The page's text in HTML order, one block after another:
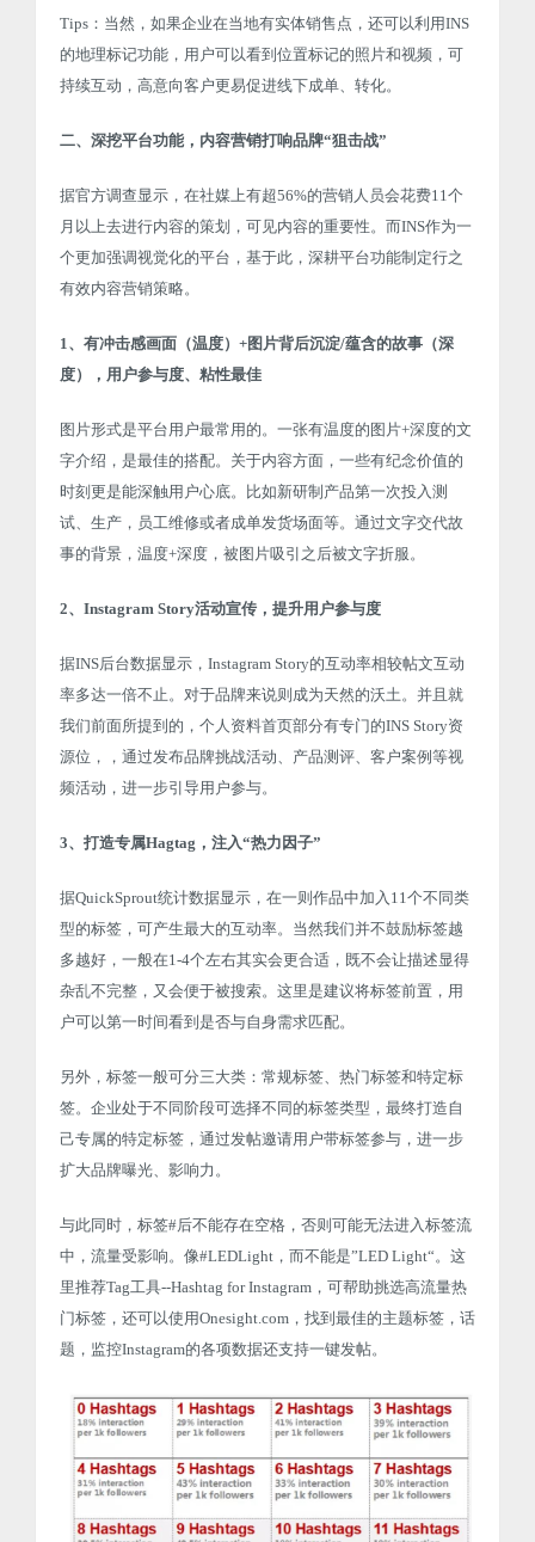
Tips：当然，如果企业在当地有实体销售点，还可以利用INS
的地理标记功能，用户可以看到位置标记的照片和视频，可
持续互动，高意向客户更易促进线下成单、转化。
二、深挖平台功能，内容营销打响品牌“狙击战”
据官方调查显示，在社媒上有超56%的营销人员会花费11个
月以上去进行内容的策划，可见内容的重要性。而INS作为一
个更加强调视觉化的平台，基于此，深耕平台功能制定行之
有效内容营销策略。
1、有冲击感画面（温度）+图片背后沉淀/蕴含的故事（深
度），用户参与度、粘性最佳
图片形式是平台用户最常用的。一张有温度的图片+深度的文
字介绍，是最佳的搭配。关于内容方面，一些有纪念价值的
时刻更是能深触用户心底。比如新研制产品第一次投入测
试、生产，员工维修或者成单发货场面等。通过文字交代故
事的背景，温度+深度，被图片吸引之后被文字折服。
2、Instagram Story活动宣传，提升用户参与度
据INS后台数据显示，Instagram Story的互动率相较帖文互动
率多达一倍不止。对于品牌来说则成为天然的沃土。并且就
我们前面所提到的，个人资料首页部分有专门的INS Story资
源位，，通过发布品牌挑战活动、产品测评、客户案例等视
频活动，进一步引导用户参与。
3、打造专属Hagtag，注入“热力因子”
据QuickSprout统计数据显示，在一则作品中加入11个不同类
型的标签，可产生最大的互动率。当然我们并不鼓励标签越
多越好，一般在1-4个左右其实会更合适，既不会让描述显得
杂乱不完整，又会便于被搜索。这里是建议将标签前置，用
户可以第一时间看到是否与自身需求匹配。
另外，标签一般可分三大类：常规标签、热门标签和特定标
签。企业处于不同阶段可选择不同的标签类型，最终打造自
己专属的特定标签，通过发帖邀请用户带标签参与，进一步
扩大品牌曝光、影响力。
与此同时，标签#后不能存在空格，否则可能无法进入标签流
中，流量受影响。像#LEDLight，而不能是”LED Light“。这
里推荐Tag工具--Hashtag for Instagram，可帮助挑选高流量热
门标签，还可以使用Onesight.com，找到最佳的主题标签，话
题，监控Instagram的各项数据还支持一键发帖。